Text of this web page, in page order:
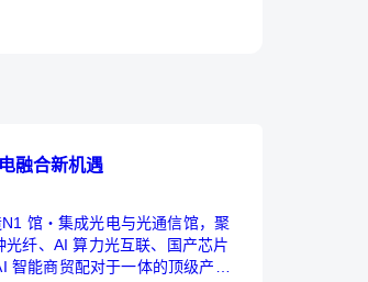
融合新机遇
馆・集成光电与光通信馆，聚
纤、AI 算力光互联、国产芯片
能商贸配对于一体的顶级产业